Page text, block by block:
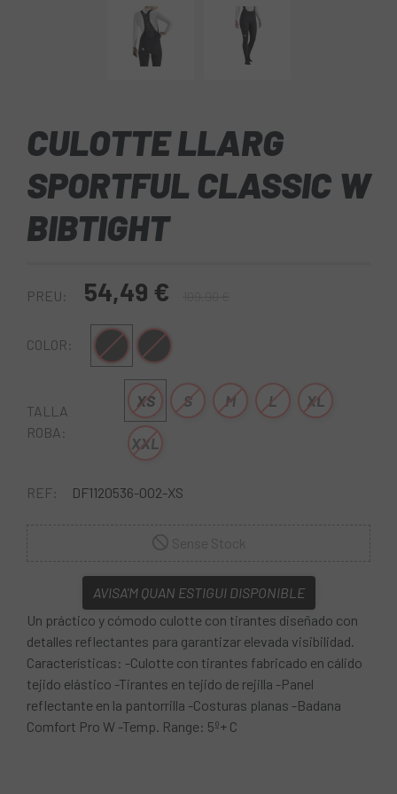
CULOTTE LLARG
SPORTFUL CLASSIC W
BIBTIGHT
PREU: 54,49 €
COLOR: NegreNegre-Blanc
TALLA
ROBA:
XS S M L XL
XXL
REF: DF1120536-002-XS
AVISA'M QUAN ESTIGUI DISPONIBLE
Un práctico y cómodo culotte con tirantes diseñado con
detalles reflectantes para garantizar elevada visibilidad.
Características: -Culotte con tirantes fabricado en cálido
tejido elástico -Tirantes en tejido de rejilla -Panel
reflectante en la pantorrilla -Costuras planas -Badana
Comfort Pro W -Temp. Range: 5º+ C